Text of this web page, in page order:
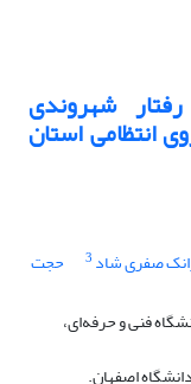
شهروندی
انتظامی استان
صفری شاد 3 حجت
فنی و حرفه‌ای،
اصفهان.